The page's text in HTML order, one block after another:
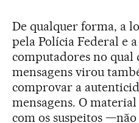
De qualquer forma, a
pela Polícia Federal e
computadores no qual
mensagens virou
comprovar a
mensagens. O
com os suspeitos